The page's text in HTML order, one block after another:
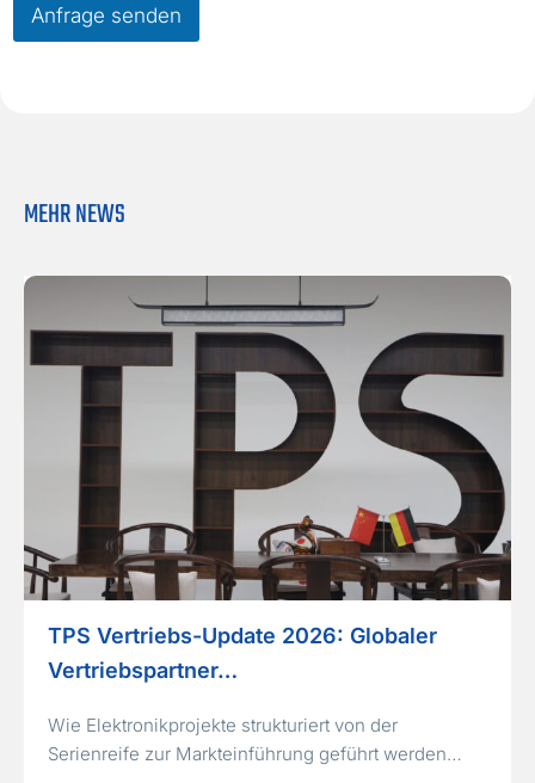
Anfrage senden
MEHR NEWS
TPS Vertriebs-Update 2026: Globaler
Vertriebspartner…
Wie Elektronikprojekte strukturiert von der
Serienreife zur Markteinführung geführt werden…